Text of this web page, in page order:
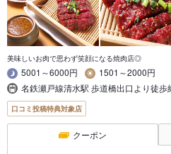
美味しいお肉で思わず笑顔になる焼肉店◎
5001～6000円
1501～2000円
名鉄瀬戸線清水駅 歩道橋出口より徒歩
口コミ投稿特典対象店
クーポン